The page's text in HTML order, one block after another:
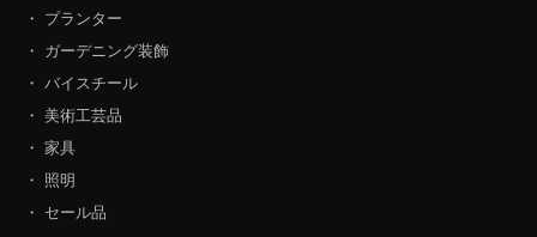
・ プランター
・ ガーデニング装飾
・ バイスチール
・ 美術工芸品
・ 家具
・ 照明
・ セール品